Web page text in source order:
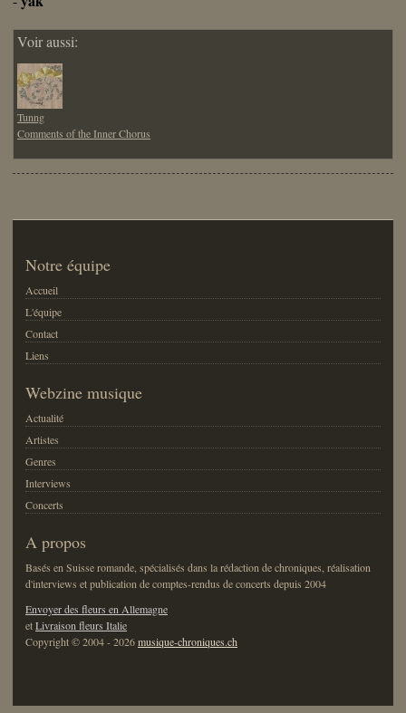
Voir aussi:
Tunng
Comments of the Inner Chorus
Notre équipe
Accueil
L'équipe
Contact
Liens
Webzine musique
Actualité
Artistes
Genres
Interviews
Concerts
A propos
Basés en Suisse romande, spécialisés dans la rédaction de chroniques, réalisation
d'interviews et publication de comptes-rendus de concerts depuis 2004
Envoyer des fleurs en Allemagne
etLivraison fleurs Italie
Copyright © 2004 - 2026musique-chroniques.ch